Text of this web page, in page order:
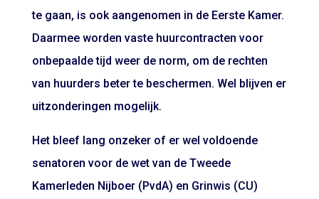
te gaan, is ook aangenomen in de Eerste Kamer.
Daarmee worden vaste huurcontracten voor
onbepaalde tijd weer de norm, om de rechten
van huurders beter te beschermen. Wel blijven er
uitzonderingen mogelijk.
Het bleef lang onzeker of er wel voldoende
senatoren voor de wet van de Tweede
Kamerleden Nijboer (PvdA) en Grinwis (CU)